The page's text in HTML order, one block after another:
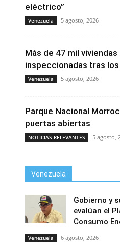
eléctrico”
Venezuela 5 agosto, 2026
Más de 47 mil viviendas
inspeccionadas tras
Venezuela 5 agosto, 2026
Parque Nacional
puertas abiertas
NOTICIAS RELEVANTES 5 agosto,
Venezuela
Gobierno y
evalúan el
Consumo
Venezuela 6 agosto, 2026